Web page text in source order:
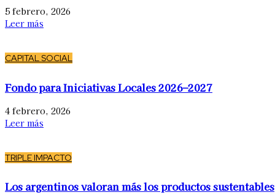
5 febrero, 2026
Leer más
CAPITAL SOCIAL
Fondo para Iniciativas Locales 2026–2027
4 febrero, 2026
Leer más
TRIPLE IMPACTO
Los argentinos valoran más los productos sustentables